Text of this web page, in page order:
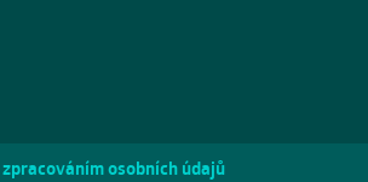
zpracováním osobních údajů